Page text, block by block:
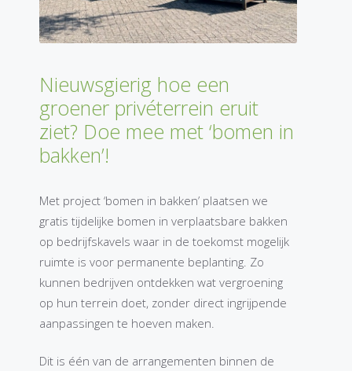
Nieuwsgierig hoe een
groener privéterrein eruit
ziet? Doe mee met ‘bomen in
bakken’!
Met project ‘bomen in bakken’ plaatsen we
gratis tijdelijke bomen in verplaatsbare bakken
op bedrijfskavels waar in de toekomst mogelijk
ruimte is voor permanente beplanting. Zo
kunnen bedrijven ontdekken wat vergroening
op hun terrein doet, zonder direct ingrijpende
aanpassingen te hoeven maken.
Dit is één van de arrangementen binnen de